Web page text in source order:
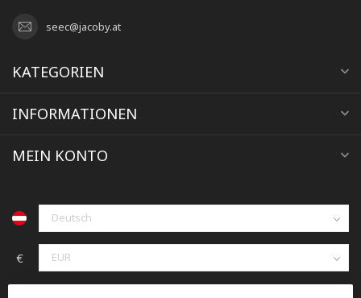
seec@jacoby.at
KATEGORIEN
INFORMATIONEN
MEIN KONTO
€